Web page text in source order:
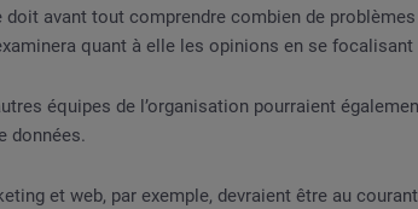
doit avant tout comprendre combien de
quant à elle les opinions en se
équipes de l’organisation pourraient
données.
et web, par exemple, devraient être au